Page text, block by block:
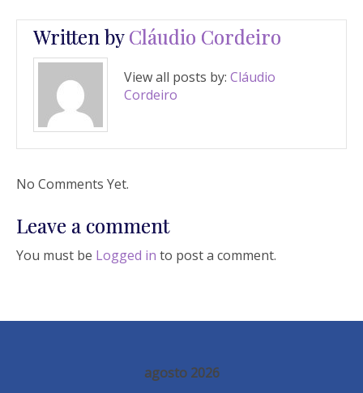
Written byCláudio Cordeiro
View all posts by: Cláudio
Cordeiro
No Comments Yet.
Leave a comment
You must be Logged in to post a comment.
agosto 2026